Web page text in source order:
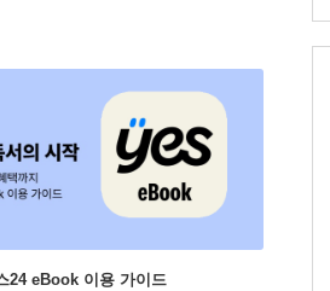
24 eBook 이용 가이드